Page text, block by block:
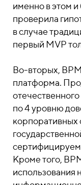
именно в этом
проверила
в случае
первый MVP
Во-вторых,
платформа.
по 4 уровню
корпоративных
сертифицируем
Кроме того,
использования